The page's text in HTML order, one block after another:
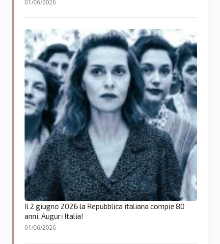
01/06/2026
Il 2 giugno 2026 la Repubblica italiana compie 80
anni. Auguri Italia!
01/06/2026